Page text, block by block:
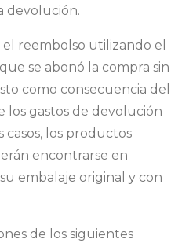
devolución.
reembolso utilizando el
se abonó la compra sin
como consecuencia del
los gastos de devolución
los productos
encontrarse en
embalaje original y con
de los siguientes